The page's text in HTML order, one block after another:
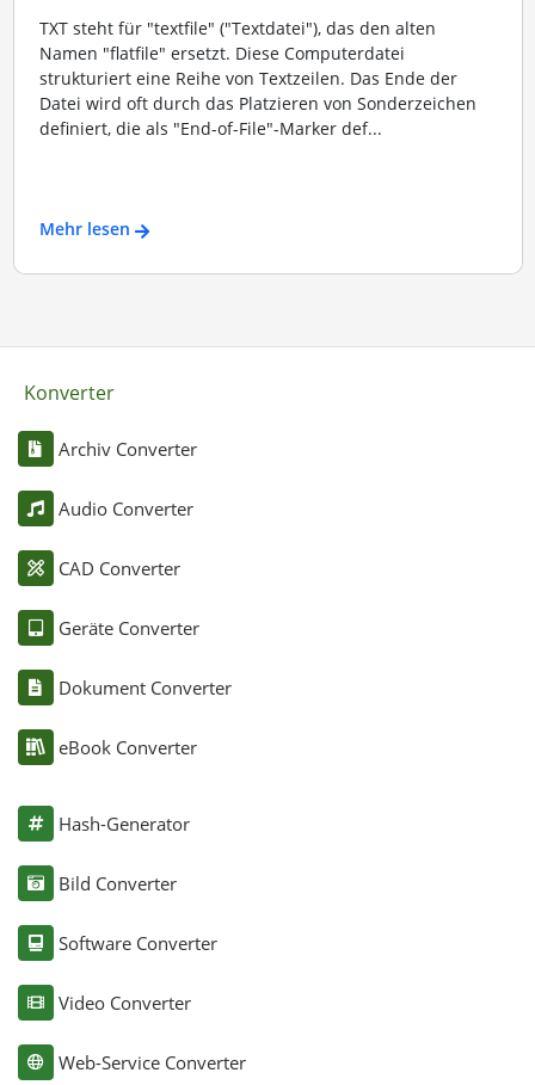
TXT steht für "textfile" ("Textdatei"), das den alten
Namen "flatfile" ersetzt. Diese Computerdatei
strukturiert eine Reihe von Textzeilen. Das Ende der
Datei wird oft durch das Platzieren von Sonderzeichen
definiert, die als "End-of-File"-Marker def...
Mehr lesen
Konverter
Archiv Converter
Audio Converter
CAD Converter
Geräte Converter
Dokument Converter
eBook Converter
Hash-Generator
Bild Converter
Software Converter
Video Converter
Web-Service Converter